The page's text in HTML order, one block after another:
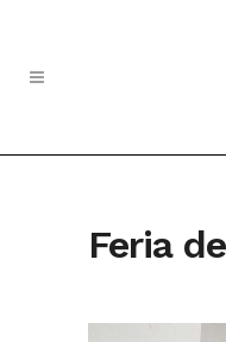
Feria